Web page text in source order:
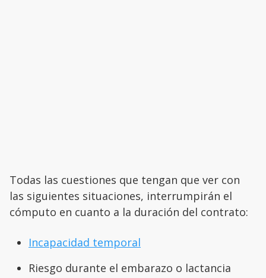
Todas las cuestiones que tengan que ver con
las siguientes situaciones, interrumpirán el
cómputo en cuanto a la duración del contrato:
Incapacidad temporal
Riesgo durante el embarazo o lactancia